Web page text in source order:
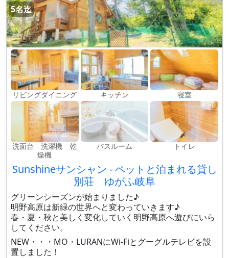
5名迄
リビングダイニング キッチン 寝室
洗面台 洗濯機 乾
燥機
バスルーム トイレ
Sunshineサンシャン - ペットと泊まれる貸し
別荘 ゆがふ岐阜
グリーンシーズンが始まりました♪
明野高原は新緑の世界へと変わっていきます♪
春・夏・秋と美しく変化していく明野高原へ遊びにいら
してください。
NEW・・・MO・LURANにWi-Fiとグーグルテレビを設
置しました！